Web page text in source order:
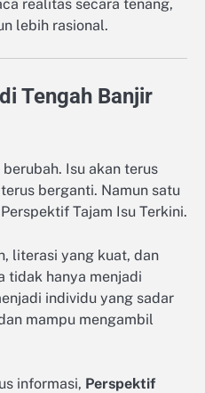
realitas secara tenang,
lebih rasional.
Tengah Banjir
Isu akan terus
berganti. Namun satu
Tajam Isu Terkini.
literasi yang kuat, dan
tidak hanya menjadi
individu yang sadar
mampu mengambil
informasi, Perspektif